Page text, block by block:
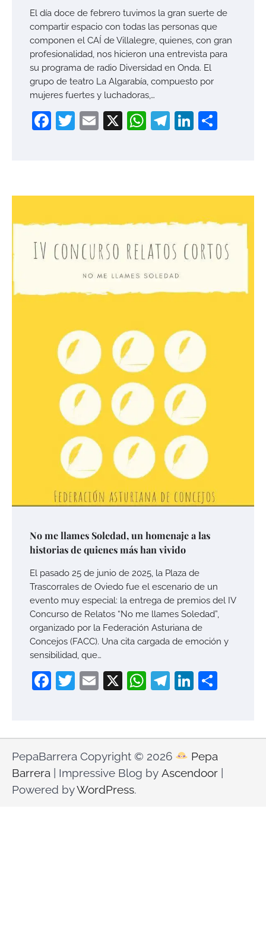
El día doce de febrero tuvimos la gran suerte de
compartir espacio con todas las personas que
componen el CAÍ de Villalegre, quienes, con gran
profesionalidad, nos hicieron una entrevista para
su programa de radio Diversidad en Onda. El
grupo de teatro La Algarabía, compuesto por
mujeres fuertes y luchadoras,…
Facebook
Twitter
Email
X WhatsApp
Telegram
No me llames Soledad, un homenaje a las
historias de quienes más han vivido
El pasado 25 de junio de 2025, la Plaza de
Trascorrales de Oviedo fue el escenario de un
evento muy especial: la entrega de premios del IV
Concurso de Relatos “No me llames Soledad”,
organizado por la Federación Asturiana de
Concejos (FACC). Una cita cargada de emoción y
sensibilidad, que…
Facebook
Twitter
Email
X WhatsApp
Telegram
PepaBarrera Copyright © 2026
Pepa
Barrera | Impressive Blog by Ascendoor
Powered byWordPress.